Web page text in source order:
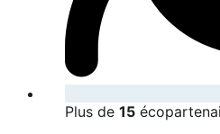
Plus de 15